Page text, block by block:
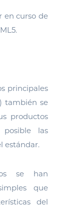
en curso de
principales
también se
productos
posible las
estándar.
se han
que
del